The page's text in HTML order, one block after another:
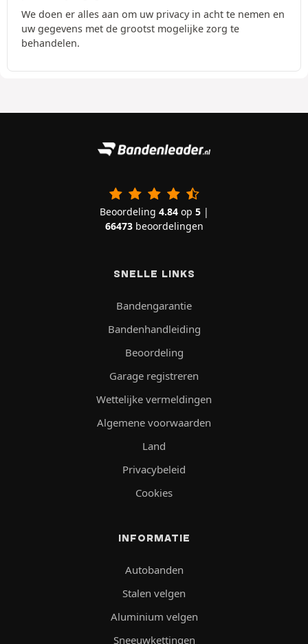
We doen er alles aan om uw privacy in acht te nemen en
uw gegevens met de grootst mogelijke zorg te
behandelen.
Beoordeling 4.84op 5|
66473beoordelingen
SNELLE LINKS
Bandengarantie
Bandenhandleiding
Beoordeling
Garage registreren
Wettelijke vermeldingen
Algemene voorwaarden
Land
Privacybeleid
Cookies
INFORMATIE
Autobanden
Stalen velgen
Aluminium velgen
Sneeuwkettingen